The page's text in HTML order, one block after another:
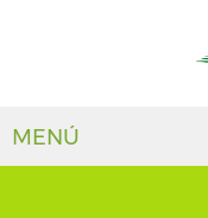
MENÚ